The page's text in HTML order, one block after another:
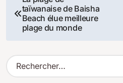
de
taïwanaise de Baisha
Beach élue meilleure
plage du monde
R
e